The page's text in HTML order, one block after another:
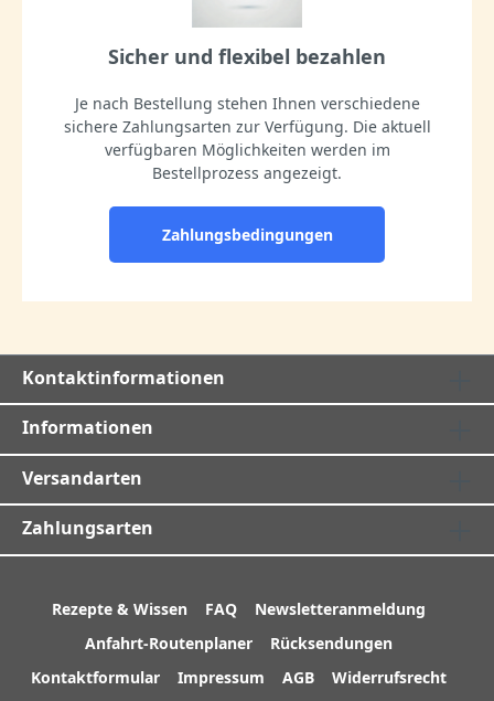
Sicher und flexibel bezahlen
Je nach Bestellung stehen Ihnen verschiedene
sichere Zahlungsarten zur Verfügung. Die aktuell
verfügbaren Möglichkeiten werden im
Bestellprozess angezeigt.
Zahlungsbedingungen
Kontaktinformationen
Informationen
Versandarten
Zahlungsarten
Rezepte & Wissen FAQ
Newsletteranmeldung
Anfahrt-Routenplaner
Rücksendungen
Kontaktformular
Impressum AGB
Widerrufsrecht